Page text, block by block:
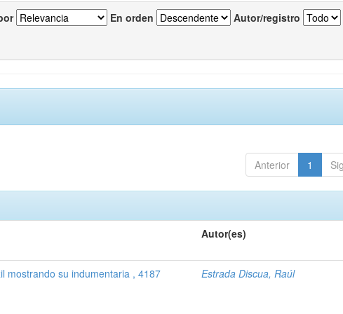
En orden Autor/registro
Anterior 1
Autor(es)
mostrando su indumentaria , 4187 Estrada Discua, Raúl